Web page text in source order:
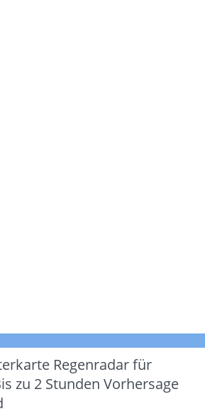
Regenradar für
zu 2 Stunden Vorhersage